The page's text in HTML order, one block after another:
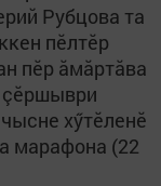
Рубцова та
пӗлтӗр
пӗр ăмăртăва
çӗршыври
хӳтӗленӗ
марафона (22